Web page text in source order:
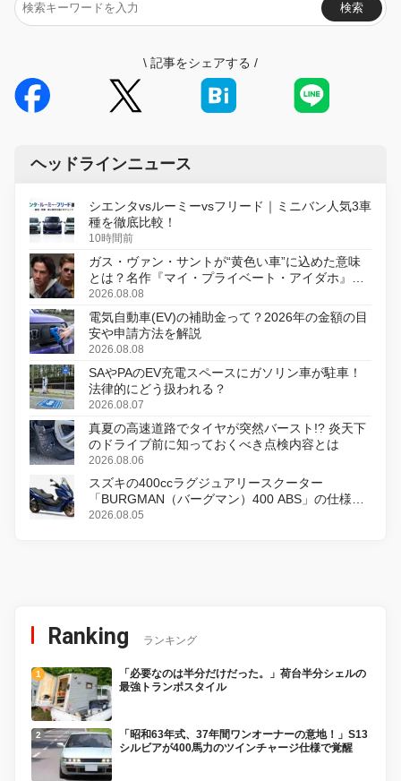
検索
\ 記事をシェアする /
ヘッドラインニュース
シエンタvsルーミーvsフリード｜ミニバン人気3車
種を徹底比較！
10時間前
ガス・ヴァン・サントが“黄色い車”に込めた意味
とは？名作『マイ・プライベート・アイダホ』が
初のデジタルリマスター版で復活
2026.08.08
電気自動車(EV)の補助金って？2026年の金額の目
安や申請方法を解説
2026.08.08
SAやPAのEV充電スペースにガソリン車が駐車！
法律的にどう扱われる？
2026.08.07
真夏の高速道路でタイヤが突然バースト!? 炎天下
のドライブ前に知っておくべき点検内容とは
2026.08.06
スズキの400ccラグジュアリースクーター
「BURGMAN（バーグマン）400 ABS」の仕様を
変更し、8月18日に発売
2026.08.05
Ranking ランキング
「必要なのは半分だけだった。」荷台半分シェルの
最強トランポスタイル
「昭和63年式、37年間ワンオーナーの意地！」S13
シルビアが400馬力のツインチャージ仕様で覚醒